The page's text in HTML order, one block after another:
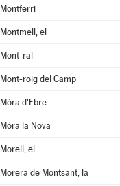
Montferri
Montmell, el
Mont-ral
Mont-roig del Camp
Móra d'Ebre
Móra la Nova
Morell, el
Morera de Montsant, la